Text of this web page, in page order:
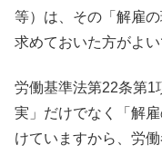
等）は、その「解雇
求めておいた方がよい
労働基準法第22条第1
実」だけでなく「解
けていますから、労